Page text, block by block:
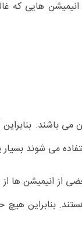
شود که طولانی نیستند. برای مثال
باشند. بنابراین
می شوند
از انیمیشن ها
بنابراین هیچ